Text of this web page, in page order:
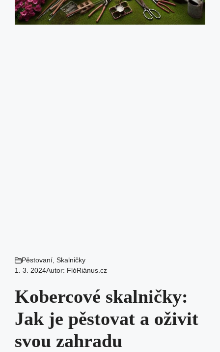
Pěstovaní Skalničky
1. 3. 2024Autor: FlóRiánus.cz
Kobercové skalničky:
Jak je pěstovat a oživit
svou zahradu